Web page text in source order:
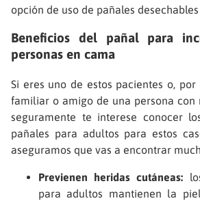
opción de uso de pañales
Beneficios del pañal para
personas en cama
Si eres uno de estos pacientes o,
familiar o amigo de una persona con
seguramente te interese conocer
pañales para adultos para estos
aseguramos que vas a encontrar
Previenen heridas cutáneas:
para adultos mantienen la